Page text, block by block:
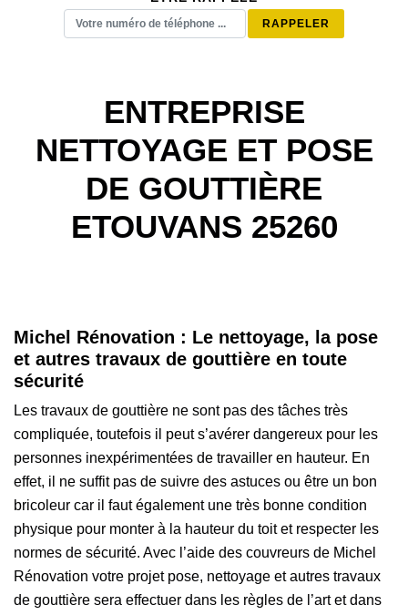
ENTREPRISE
NETTOYAGE ET POSE
DE GOUTTIÈRE
ETOUVANS 25260
Michel Rénovation : Le nettoyage, la pose
et autres travaux de gouttière en toute
sécurité
Les travaux de gouttière ne sont pas des tâches très
compliquée, toutefois il peut s’avérer dangereux pour les
personnes inexpérimentées de travailler en hauteur. En
effet, il ne suffit pas de suivre des astuces ou être un bon
bricoleur car il faut également une très bonne condition
physique pour monter à la hauteur du toit et respecter les
normes de sécurité. Avec l’aide des couvreurs de Michel
Rénovation votre projet pose, nettoyage et autres travaux
de gouttière sera effectuer dans les règles de l’art et dans